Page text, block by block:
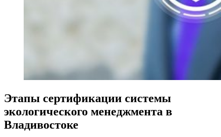
Этапы сертификации системы
экологического менеджмента в
Владивостоке